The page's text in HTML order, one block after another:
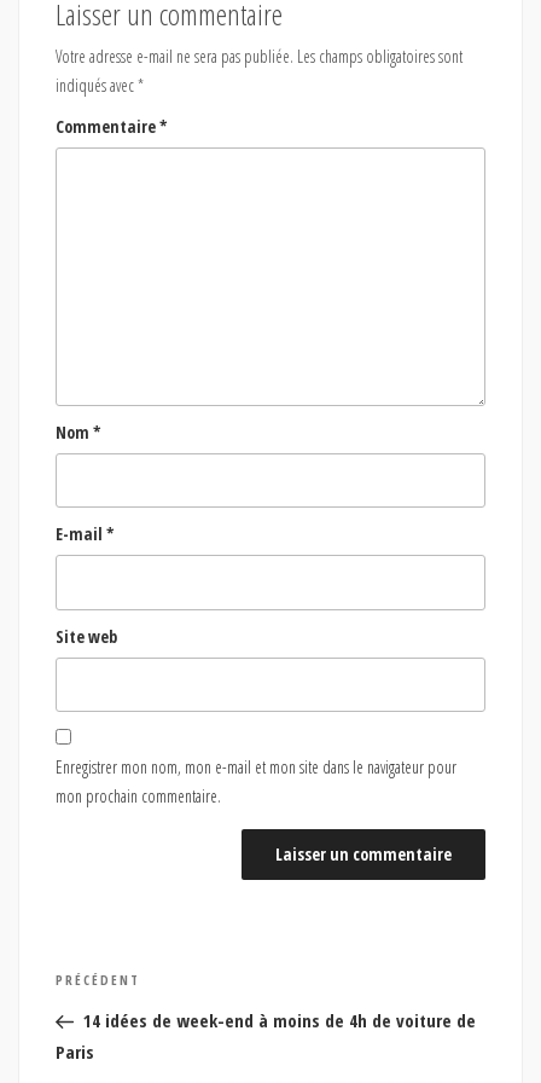
Laisser un commentaire
Votre adresse e-mail ne sera pas publiée. Les champs obligatoires sont
indiqués avec*
Commentaire*
Nom *
E-mail *
Site web
Enregistrer mon nom, mon e-mail et mon site dans le navigateur pour
mon prochain commentaire.
Navigation
de
l’article
Article
précédent
PRÉCÉDENT
14 idées de week-end à moins de 4h de voiture de
Paris